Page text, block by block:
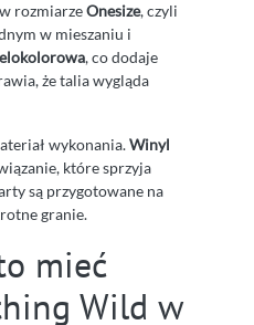
rozmiarzeOnesize, czyli
w mieszaniu i
, co dodaje
że talia wygląda
wykonania.Winyl
które sprzyja
są przygotowane na
granie.
mieć
Wild w